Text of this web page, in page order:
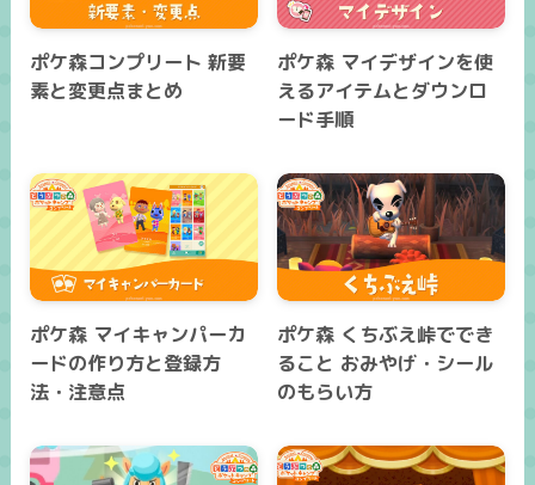
ポケ森コンプリート 新要
素と変更点まとめ
ポケ森 マイデザインを使
えるアイテムとダウンロ
ード手順
ポケ森 マイキャンパーカ
ードの作り方と登録方
法・注意点
ポケ森 くちぶえ峠ででき
ること おみやげ・シール
のもらい方